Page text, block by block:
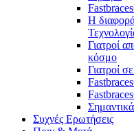
Η
Γιατροί
κόσμο
Γιατροί
Συχνές Ερωτήσεις